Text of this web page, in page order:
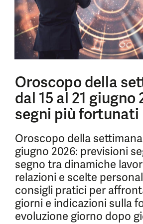
Oroscopo della
dal 15 al 21 giugno
segni più fortunati
Oroscopo della settimana
giugno 2026: previsioni
segno tra dinamiche
relazioni e scelte
consigli pratici per
giorni e indicazioni sulla
evoluzione giorno dopo